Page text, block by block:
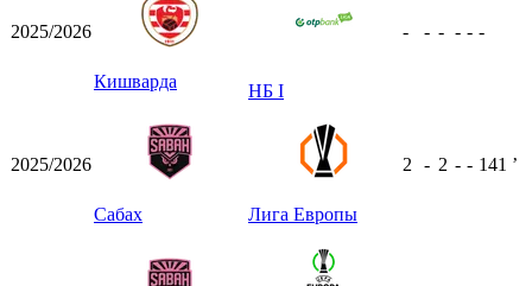
2025/2026
Кишварда НБ I
- - - - - -
2025/2026
Сабах Лига Европы
2 - 2 - - 141 ʼ